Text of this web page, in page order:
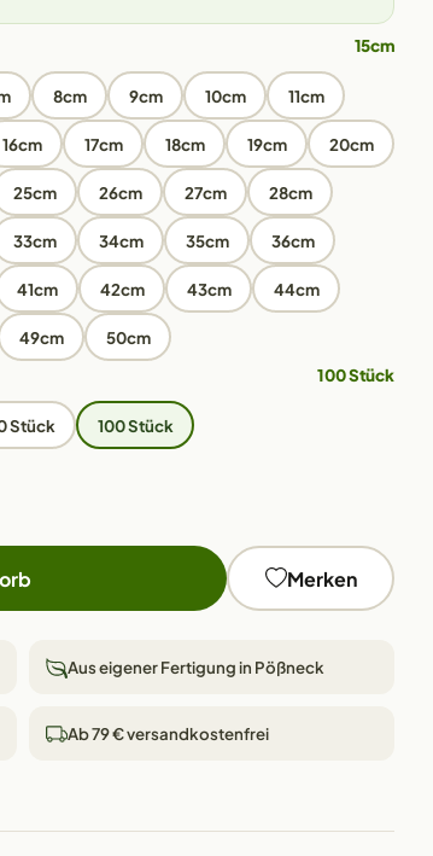
15cm
8cm 9cm 10cm 11cm
16cm 17cm 18cm 19cm 20cm
25cm 26cm 27cm 28cm
33cm 34cm 35cm 36cm
41cm 42cm 43cm 44cm
49cm 50cm
100 Stück
Stück
100 Stück
Merken
Aus eigener Fertigung in Pößneck
Ab 79 € versandkostenfrei